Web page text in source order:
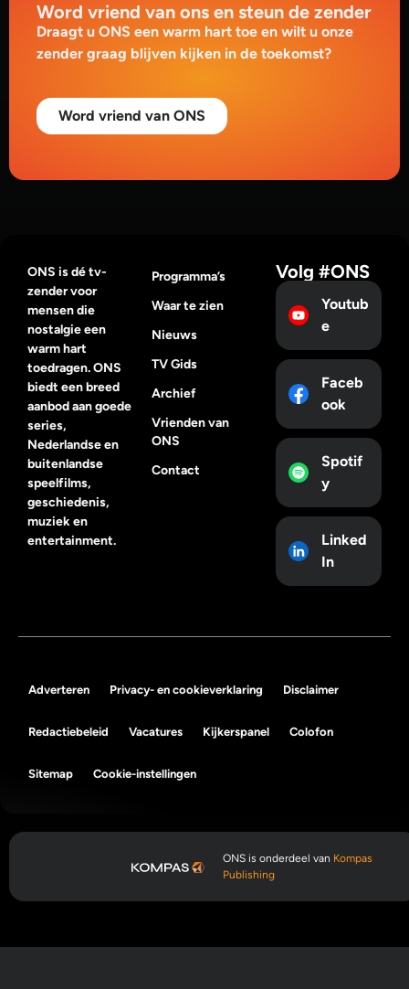
Word vriend van ons en steun de zender
Draagt u ONS een warm hart toe en wilt u onze
zender graag blijven kijken in de toekomst?
Word vriend van ONS
ONS is dé tv-
zender voor
mensen die
nostalgie een
warm hart
toedragen. ONS
biedt een breed
aanbod aan goede
series,
Nederlandse en
buitenlandse
speelfilms,
geschiedenis,
muziek en
entertainment.
Programma’s
Waar te zien
Nieuws
TV Gids
Archief
Vrienden van
ONS
Contact
Volg #ONS
Youtub
e
Faceb
ook
Spotif
y
Linked
In
Adverteren Privacy- en cookieverklaring Disclaimer
Redactiebeleid Vacatures Kijkerspanel Colofon
Sitemap Cookie-instellingen
ONS is onderdeel van Kompas
Publishing